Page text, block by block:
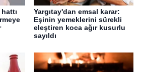
Yargıtay'dan emsal karar:
Eşinin yemeklerini sürekli
eleştiren koca ağır kusurlu
sayıldı